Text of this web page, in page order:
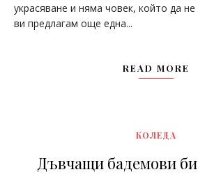
украсяване и няма човек, който да
ви предлагам още една...
READ MORE
КОЛЕДА
Дъвчащи бадемови